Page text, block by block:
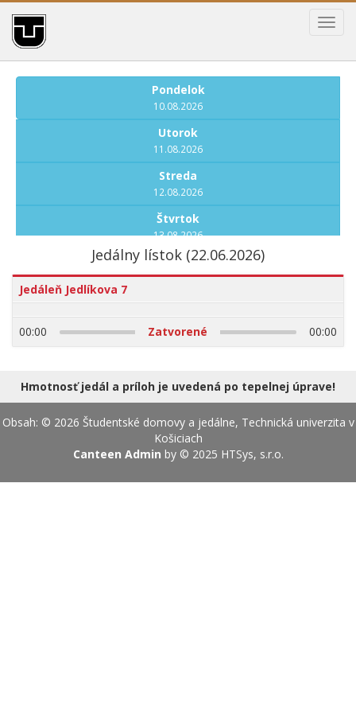
Pondelok
10.08.2026
Utorok
11.08.2026
Streda
12.08.2026
Štvrtok
13.08.2026
Piatok
14.08.2026
Pondelok
17.08.2026
Utorok
Jedálny lístok (22.06.2026)
Jedáleň Jedlíkova 7
00:00 Zatvorené 00:00
Hmotnosť jedál a príloh je uvedená po tepelnej úprave!
Obsah: © 2026 Študentské domovy a jedálne, Technická univerzita v
Košiciach
Canteen Admin by © 2025 HTSys, s.r.o.